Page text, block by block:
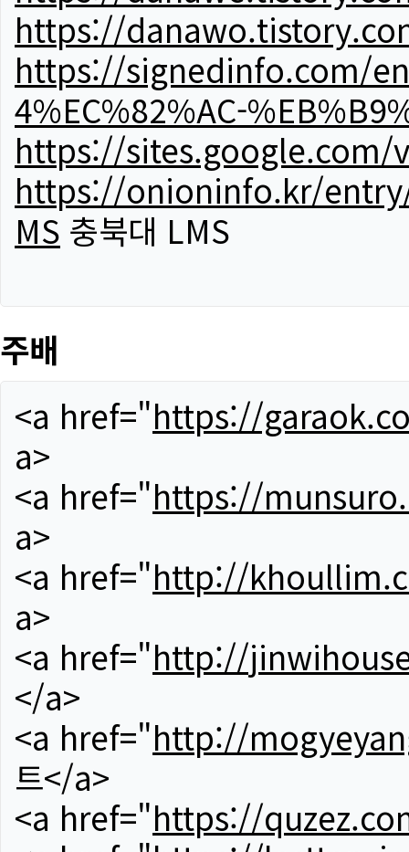
https://
https://signedinfo.com/
4%EC%82%AC-
https://sites.google.com/
https://onioninfo.kr/entry/
MS 충북대 LMS
주배
<a href="https://
a>
<a href="https://
a>
<a href="http://
a>
<a href="http://
</a>
<a href="http://
트</a>
<a href="https://